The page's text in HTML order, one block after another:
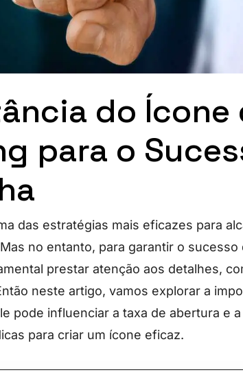
do Ícone
para o
das estratégias mais eficazes para
no entanto, para garantir o sucesso
prestar atenção aos detalhes,
neste artigo, vamos explorar a
pode influenciar a taxa de abertura e
para criar um ícone eficaz.